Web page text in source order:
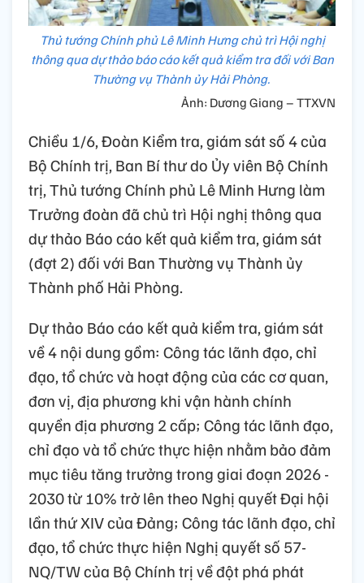
Thủ tướng Chính phủ Lê Minh Hưng chủ trì Hội nghị
thông qua dự thảo báo cáo kết quả kiểm tra đối với Ban
Thường vụ Thành ủy Hải Phòng.
Ảnh: Dương Giang – TTXVN
Chiều 1/6, Đoàn Kiểm tra, giám sát số 4 của
Bộ Chính trị, Ban Bí thư do Ủy viên Bộ Chính
trị, Thủ tướng Chính phủ Lê Minh Hưng làm
Trưởng đoàn đã chủ trì Hội nghị thông qua
dự thảo Báo cáo kết quả kiểm tra, giám sát
(đợt 2) đối với Ban Thường vụ Thành ủy
Thành phố Hải Phòng.
Dự thảo Báo cáo kết quả kiểm tra, giám sát
về 4 nội dung gồm: Công tác lãnh đạo, chỉ
đạo, tổ chức và hoạt động của các cơ quan,
đơn vị, địa phương khi vận hành chính
quyền địa phương 2 cấp; Công tác lãnh đạo,
chỉ đạo và tổ chức thực hiện nhằm bảo đảm
mục tiêu tăng trưởng trong giai đoạn 2026 -
2030 từ 10% trở lên theo Nghị quyết Đại hội
lần thứ XIV của Đảng; Công tác lãnh đạo, chỉ
đạo, tổ chức thực hiện Nghị quyết số 57-
NQ/TW của Bộ Chính trị về đột phá phát